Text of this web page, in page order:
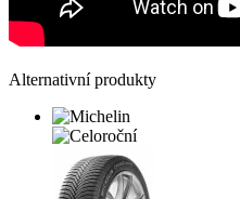
Alternativní produkty